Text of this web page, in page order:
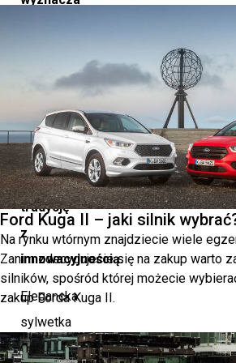
Mazda
harmonijnie
łączy
tradycję
z
innowacyjnością.
Elegancka
sylwetka
tego
Ford Kuga II – jaki silnik
Na rynku wtórnym znajdziecie wiele
Zanim zdecydujecie się na zakup warto
silników, spośród której możecie
zakup Forda Kuga II.